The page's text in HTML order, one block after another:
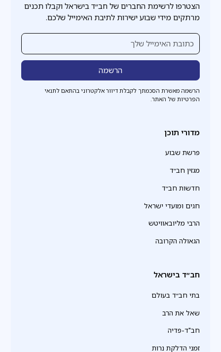
הצטרפו לרשימת החברים של חב״ד בישראל וקבלו תכנים
מרתקים מידי שבוע ישירות לתיבת האימייל שלכם.
הרשמה מאשרת הסכמתך לקבלת דיוור אלקטרוני בהתאם לתנאי
הפרטיות של האתר.
מדורי תוכן
פרשת שבוע
מגזין חב״ד
חדשות חב״ד
חגים ומועדי ישראל
הרבי מליובאוויטש
הגאולה הקרובה
חב״ד בישראל
בתי חב״ד בעולם
שאל את הרב
חב"ד-פדיה
זמני הדלקת נרות